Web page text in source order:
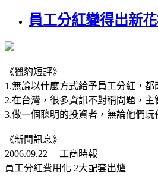
員工分紅變得出新
《獵豹短評》
1.無論以什麼方式給予員工分紅，
2.在台灣，很多資訊不對稱問題，主
3.做一個聰明的投資者，無論他們
《新聞訊息》
2006.09.22 工商時報
員工分紅費用化 2大配套出爐